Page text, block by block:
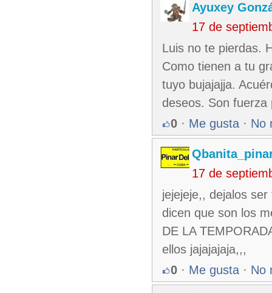
Ayuxey
17 de
Luis no te pierdas.
Como tienen a tu
tuyo bujajajja.
deseos. Son fuerza
0 · Me gusta · No
17 de
jejejeje,, dejalos
dicen que son los
DE LA
ellos jajajajaja,,,
0 · Me gusta · No